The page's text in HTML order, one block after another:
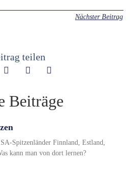
Nächster Beitrag
teilen
Beiträge
Spitzenländer Finnland, Estland,
kann man von dort lernen?